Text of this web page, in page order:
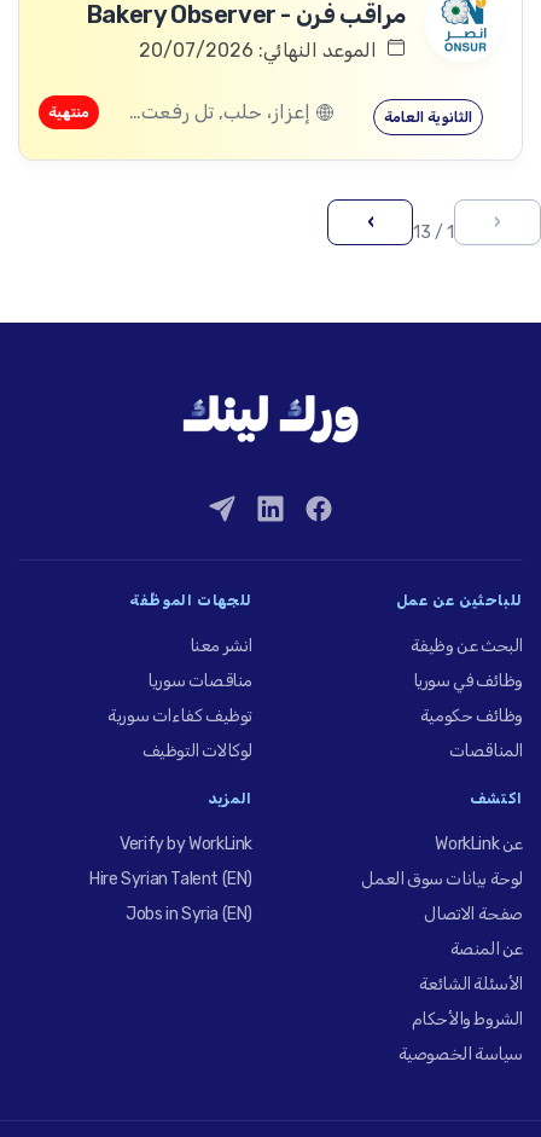
مراقب فرن - Bakery Observer
الموعد النهائي: 20/07/2026
الثانوية العامة إعزاز، حلب, تل رفعت، إعزاز، حلب, كفرنبل، إدلب, إدلب, معرة النعمان، إدلب, كفر زيتا، حماة منتهية
‹
1 / 13
›
للباحثين عن عمل
البحث عن وظيفة
وظائف في سوريا
وظائف حكومية
المناقصات
للجهات الموظِّفة
انشر معنا
مناقصات سوريا
توظيف كفاءات سورية
لوكالات التوظيف
اكتشف
عن WorkLink
لوحة بيانات سوق العمل
صفحة الاتصال
عن المنصة
الأسئلة الشائعة
الشروط والأحكام
سياسة الخصوصية
المزيد
Verify by WorkLink
Hire Syrian Talent (EN)
Jobs in Syria (EN)